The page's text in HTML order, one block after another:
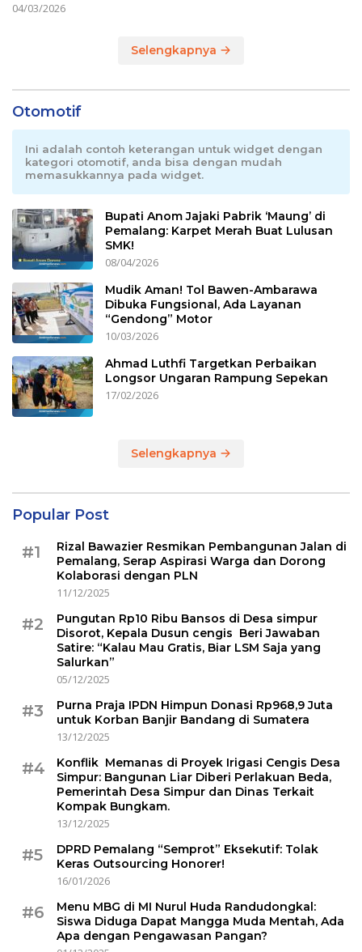
04/03/2026
Selengkapnya
Otomotif
Ini adalah contoh keterangan untuk widget dengan
kategori otomotif, anda bisa dengan mudah
memasukkannya pada widget.
Bupati Anom Jajaki Pabrik ‘Maung’ di
Pemalang: Karpet Merah Buat Lulusan
SMK!
08/04/2026
Mudik Aman! Tol Bawen-Ambarawa
Dibuka Fungsional, Ada Layanan
“Gendong” Motor
10/03/2026
Ahmad Luthfi Targetkan Perbaikan
Longsor Ungaran Rampung Sepekan
17/02/2026
Selengkapnya
Popular Post
#1
Rizal Bawazier Resmikan Pembangunan Jalan di
Pemalang, Serap Aspirasi Warga dan Dorong
Kolaborasi dengan PLN
11/12/2025
#2
Pungutan Rp10 Ribu Bansos di Desa simpur
Disorot, Kepala Dusun cengis Beri Jawaban
Satire: “Kalau Mau Gratis, Biar LSM Saja yang
Salurkan”
05/12/2025
#3
Purna Praja IPDN Himpun Donasi Rp968,9 Juta
untuk Korban Banjir Bandang di Sumatera
13/12/2025
#4
Konflik Memanas di Proyek Irigasi Cengis Desa
Simpur: Bangunan Liar Diberi Perlakuan Beda,
Pemerintah Desa Simpur dan Dinas Terkait
Kompak Bungkam.
13/12/2025
#5
DPRD Pemalang “Semprot” Eksekutif: Tolak
Keras Outsourcing Honorer!
16/01/2026
#6
Menu MBG di MI Nurul Huda Randudongkal:
Siswa Diduga Dapat Mangga Muda Mentah, Ada
Apa dengan Pengawasan Pangan?